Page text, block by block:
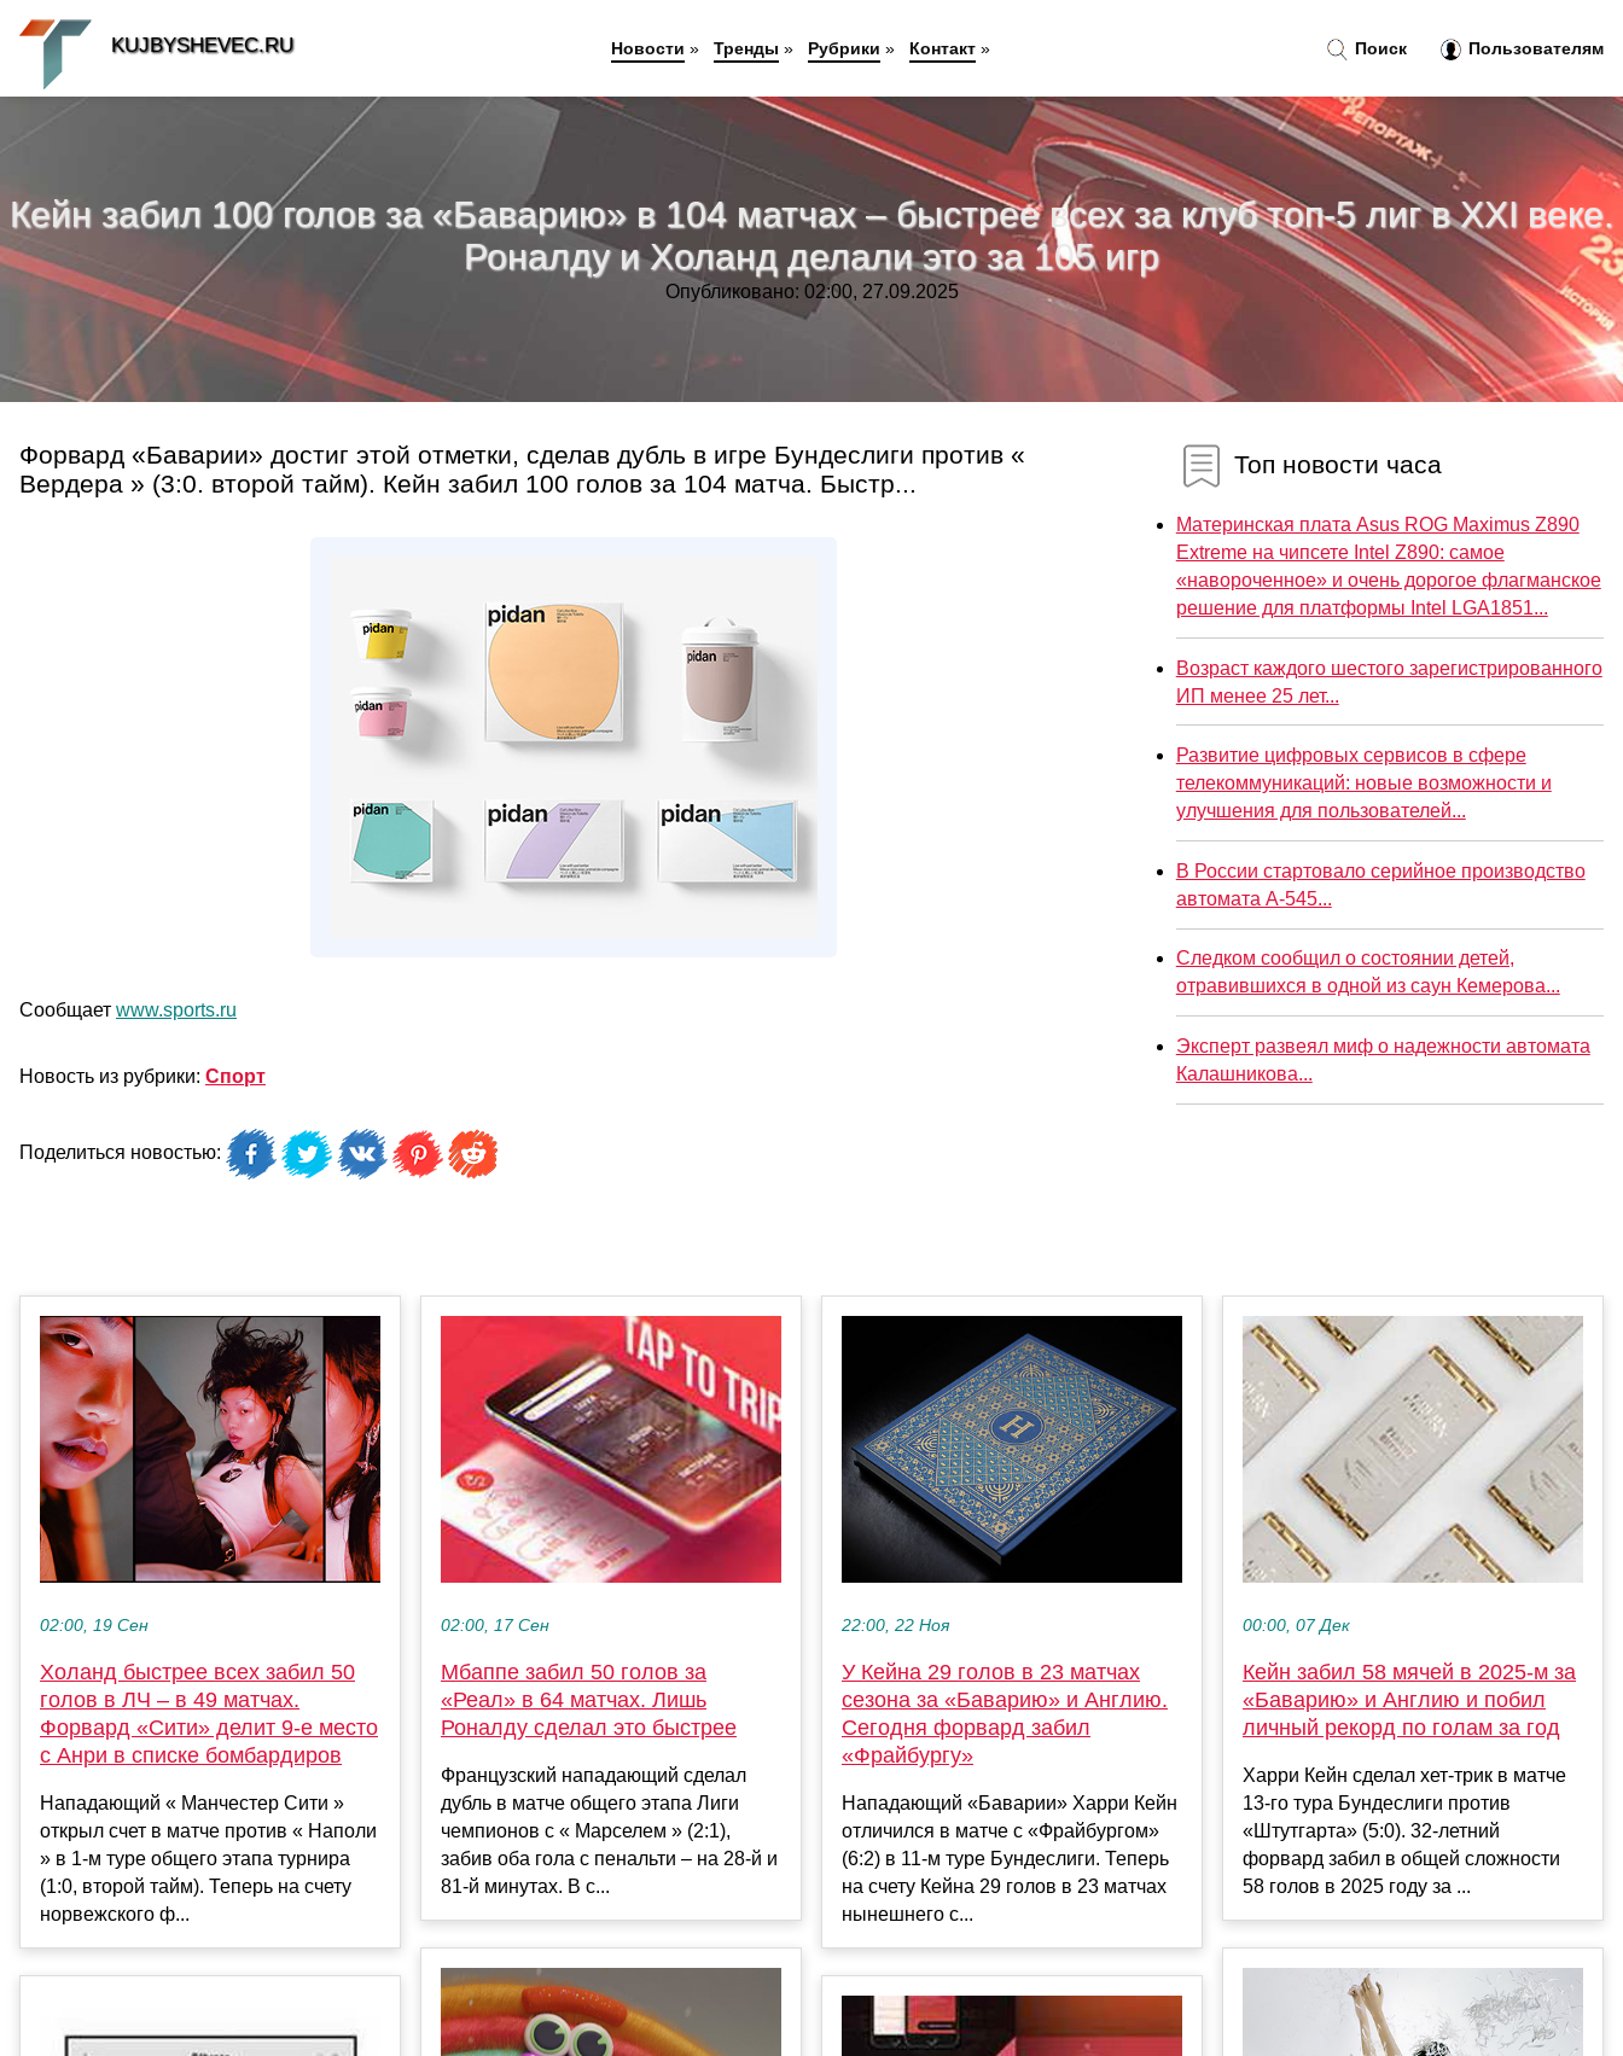
Кейн забил 100 голов за «Баварию» в 104 матчах – быстрее всех за клуб топ-5 лиг в XXI веке.
Роналду и Холанд делали это за 105 игр
Опубликовано: 02:00, 27.09.2025
Форвард «Баварии» достиг этой отметки, сделав дубль в игре Бундеслиги против «
Вердера » (3:0. второй тайм). Кейн забил 100 голов за 104 матча. Быстр...
Сообщает www.sports.ru
Новость из рубрики: Спорт
Поделиться новостью:
Топ новости часа
Материнская плата Asus ROG Maximus Z890
Extreme на чипсете Intel Z890: самое
«навороченное» и очень дорогое флагманское
решение для платформы Intel LGA1851...
Возраст каждого шестого зарегистрированного
ИП менее 25 лет...
Развитие цифровых сервисов в сфере
телекоммуникаций: новые возможности и
улучшения для пользователей...
В России стартовало серийное производство
автомата А-545...
Следком сообщил о состоянии детей,
отравившихся в одной из саун Кемерова...
Эксперт развеял миф о надежности автомата
Калашникова...
02:00, 19 Сен
Холанд быстрее всех забил 50
голов в ЛЧ – в 49 матчах.
Форвард «Сити» делит 9-е место
с Анри в списке бомбардиров
Нападающий « Манчестер Сити »
открыл счет в матче против « Наполи
» в 1-м туре общего этапа турнира
(1:0, второй тайм). Теперь на счету
норвежского ф...
02:00, 17 Сен
Мбаппе забил 50 голов за
«Реал» в 64 матчах. Лишь
Роналду сделал это быстрее
Французский нападающий сделал
дубль в матче общего этапа Лиги
чемпионов с « Марселем » (2:1),
забив оба гола с пенальти – на 28-й и
81-й минутах. В с...
22:00, 22 Ноя
У Кейна 29 голов в 23 матчах
сезона за «Баварию» и Англию.
Сегодня форвард забил
«Фрайбургу»
Нападающий «Баварии» Харри Кейн
отличился в матче с «Фрайбургом»
(6:2) в 11-м туре Бундеслиги. Теперь
на счету Кейна 29 голов в 23 матчах
нынешнего с...
00:00, 07 Дек
Кейн забил 58 мячей в 2025-м за
«Баварию» и Англию и побил
личный рекорд по голам за год
Харри Кейн сделал хет-трик в матче
13-го тура Бундеслиги против
«Штутгарта» (5:0). 32-летний
форвард забил в общей сложности
58 голов в 2025 году за ...
Поиск Пользователям
KUJBYSHEVEC.RU Новости » Тренды » Рубрики » Контакт»